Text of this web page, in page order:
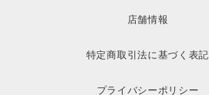
店舗情報
特定商取引法に基づく表記
プライバシーポリシー